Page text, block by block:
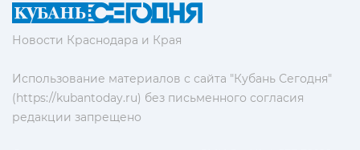
Новости Краснодара и Края
Использование материалов с сайта "Кубань Сегодня"
(https://kubantoday.ru) без письменного согласия
редакции запрещено